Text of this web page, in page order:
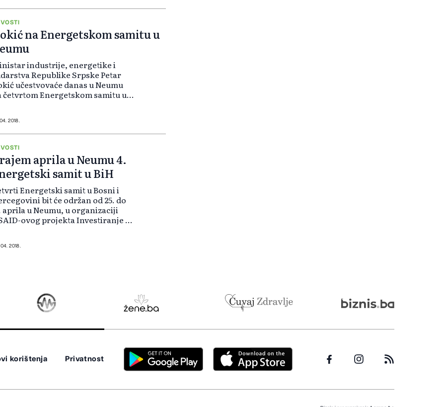
Osim toga, BiH, po
na Energetskom samitu u
industrije, energetike i
Republike Srpske Petar
učestvovaće danas u Neumu
četvrtom Energetskom samitu u
je iz resornog
2018.
aprila u Neumu 4.
samit u BiH
Energetski samit u Bosni i
bit će održan od 25. do
aprila u Neumu, u organizaciji
ovog projekta Investiranje u
- GIZ. Glavne teme sa...
2018.
korištenja Privatnost